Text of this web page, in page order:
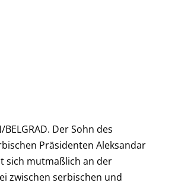
BELGRAD. Der Sohn des
Präsidenten Aleksandar
sich mutmaßlich an der
zwischen serbischen und